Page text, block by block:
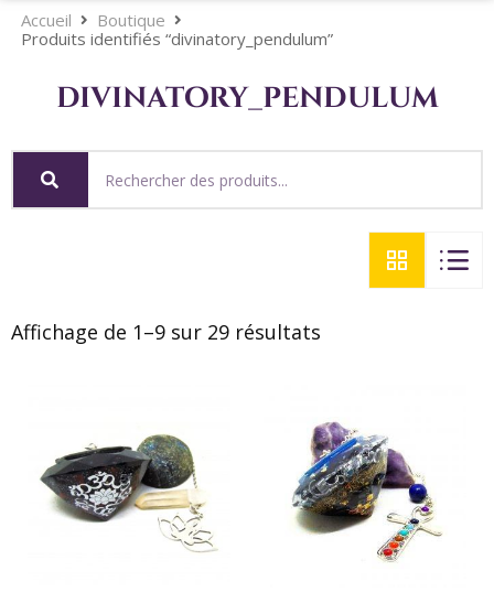
Accueil
Boutique
Produits identifiés “divinatory_pendulum”
divinatory_pendulum
Affichage de 1–9 sur 29 résultats